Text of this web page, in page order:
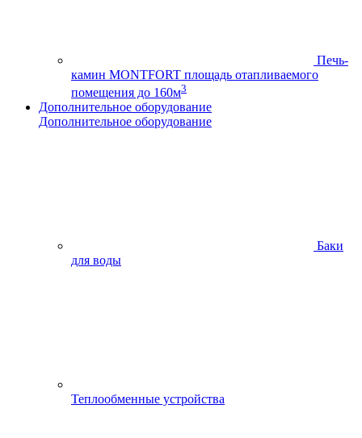
Печь-
камин MONTFORT площадь отапливаемого
помещения до 160м3
Дополнительное оборудование
Дополнительное оборудование
Баки
для воды
Теплообменные устройства